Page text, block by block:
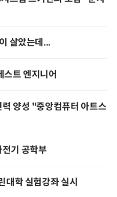
살았는데...
스트 엔지니어
양성 "중앙컴퓨터 아트스
기 공학부
대학 실험강좌 실시